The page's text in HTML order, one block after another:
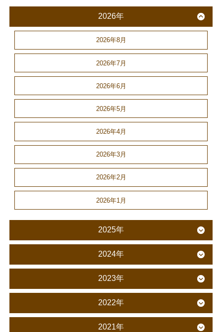
2026年
2026年8月
2026年7月
2026年6月
2026年5月
2026年4月
2026年3月
2026年2月
2026年1月
2025年
2024年
2023年
2022年
2021年